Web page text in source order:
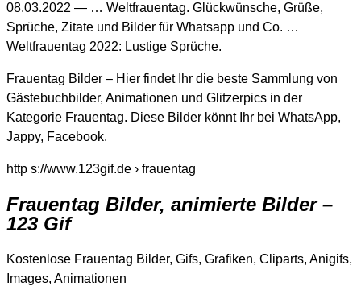
08.03.2022 — … Weltfrauentag. Glückwünsche, Grüße,
Sprüche, Zitate und Bilder für Whatsapp und Co. …
Weltfrauentag 2022: Lustige Sprüche.
Frauentag Bilder – Hier findet Ihr die beste Sammlung von
Gästebuchbilder, Animationen und Glitzerpics in der
Kategorie Frauentag. Diese Bilder könnt Ihr bei WhatsApp,
Jappy, Facebook.
http s://www.123gif.de › frauentag
Frauentag Bilder, animierte Bilder –
123 Gif
Kostenlose Frauentag Bilder, Gifs, Grafiken, Cliparts, Anigifs,
Images, Animationen